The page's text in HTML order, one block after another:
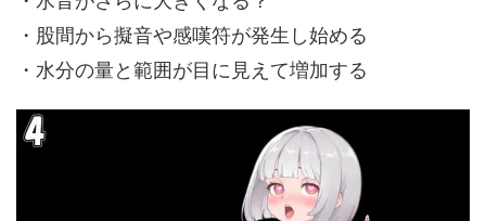
・股間から擬音や感嘆符が発生し始める
・水分の量と範囲が目に見えて増加する